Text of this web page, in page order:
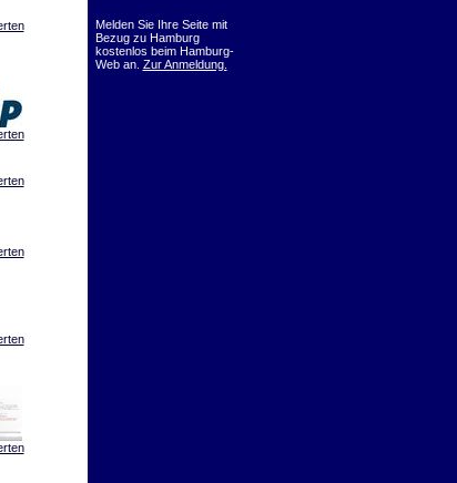
Melden Sie Ihre Seite mit
Bezug zu Hamburg
kostenlos beim Hamburg-
Web an. Zur Anmeldung.